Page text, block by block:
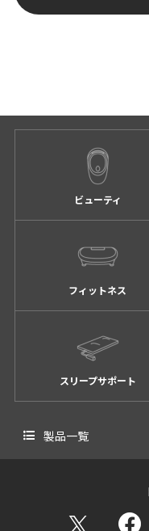
ビューティ
フィットネス
スリープサポート
製品一覧